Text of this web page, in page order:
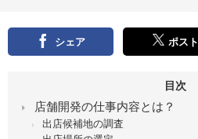
シェア ポスト
目次
店舗開発の仕事内容とは？
出店候補地の調査